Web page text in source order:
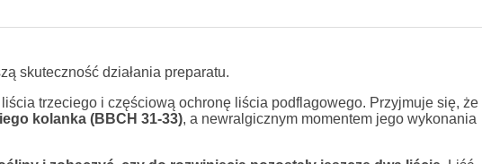
skuteczność działania preparatu.
trzeciego i częściową ochronę liścia podflagowego. Przyjmuje się, że
kolanka (BBCH 31-33), a newralgicznym momentem jego wykonania